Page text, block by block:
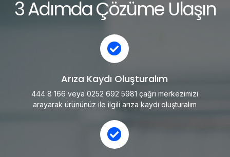
3 Adımda Çözüme Ulaşın
Arıza Kaydı Oluşturalım
444 8 166 veya 0252 692 5981 çağrı merkezimizi
arayarak ürününüz ile ilgili arıza kaydı oluşturalım